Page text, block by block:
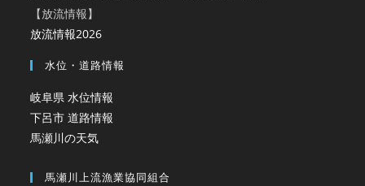
【放流情報】
放流情報2026
水位・道路情報
岐阜県 水位情報
下呂市 道路情報
馬瀬川の天気
馬瀬川上流漁業協同組合